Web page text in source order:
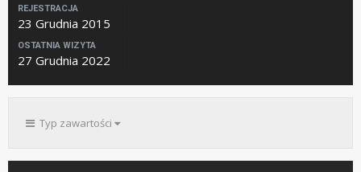
REJESTRACJA
23 Grudnia 2015
OSTATNIA WIZYTA
27 Grudnia 2022
Typ zawartości